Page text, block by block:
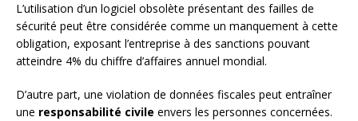
L’utilisation d’un logiciel obsolète présentant des failles de
sécurité peut être considérée comme un manquement à cette
obligation, exposant l’entreprise à des sanctions pouvant
atteindre 4% du chiffre d’affaires annuel mondial.
D’autre part, une violation de données fiscales peut entraîner
une responsabilité civile envers les personnes concernées.